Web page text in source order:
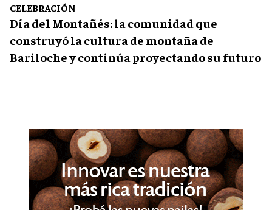
CELEBRACIÓN
Día del Montañés: la comunidad que
construyó la cultura de montaña de
Bariloche y continúa proyectando su futuro